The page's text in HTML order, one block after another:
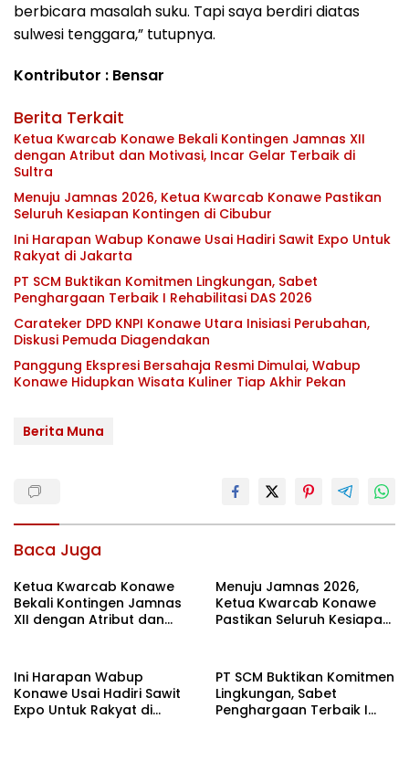
berbicara masalah suku. Tapi saya berdiri diatas
sulwesi tenggara,” tutupnya.
Kontributor : Bensar
Berita Terkait
Ketua Kwarcab Konawe Bekali Kontingen Jamnas XII
dengan Atribut dan Motivasi, Incar Gelar Terbaik di
Sultra
Menuju Jamnas 2026, Ketua Kwarcab Konawe Pastikan
Seluruh Kesiapan Kontingen di Cibubur
Ini Harapan Wabup Konawe Usai Hadiri Sawit Expo Untuk
Rakyat di Jakarta
PT SCM Buktikan Komitmen Lingkungan, Sabet
Penghargaan Terbaik I Rehabilitasi DAS 2026
Carateker DPD KNPI Konawe Utara Inisiasi Perubahan,
Diskusi Pemuda Diagendakan
Panggung Ekspresi Bersahaja Resmi Dimulai, Wabup
Konawe Hidupkan Wisata Kuliner Tiap Akhir Pekan
Berita Muna
Baca Juga
Ketua Kwarcab Konawe
Bekali Kontingen Jamnas
XII dengan Atribut dan
Menuju Jamnas 2026,
Ketua Kwarcab Konawe
Pastikan Seluruh Kesiapan
Ini Harapan Wabup
Konawe Usai Hadiri Sawit
Expo Untuk Rakyat di
PT SCM Buktikan Komitmen
Lingkungan, Sabet
Penghargaan Terbaik I